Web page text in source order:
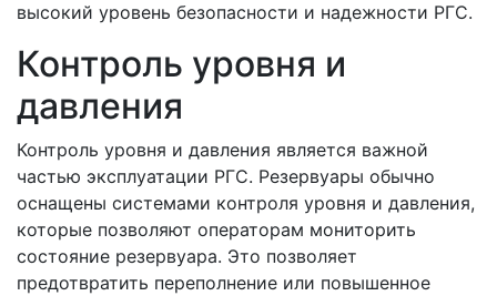
высокий уровень безопасности и надежности РГС.
Контроль уровня и
давления
Контроль уровня и давления является важной
частью эксплуатации РГС. Резервуары обычно
оснащены системами контроля уровня и давления,
которые позволяют операторам мониторить
состояние резервуара. Это позволяет
предотвратить переполнение или повышенное